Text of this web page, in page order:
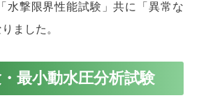
水撃限界性能試験」共に「異常な
ました。
最小動水圧分析試験